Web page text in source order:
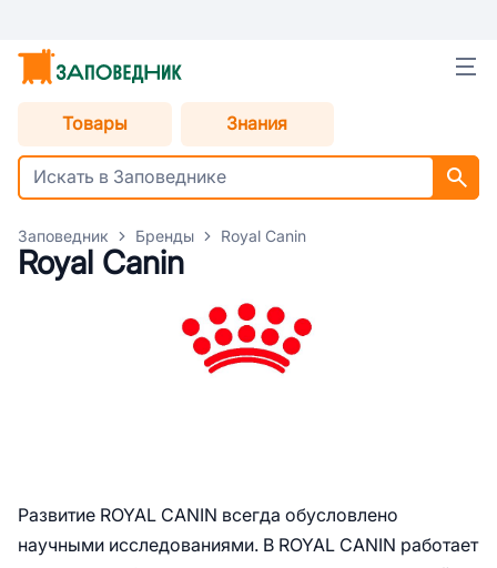
Товары Знания
Заповедник Бренды Royal Canin
Royal Canin
Развитие ROYAL CANIN всегда обусловлено
научными исследованиями. В ROYAL CANIN работает